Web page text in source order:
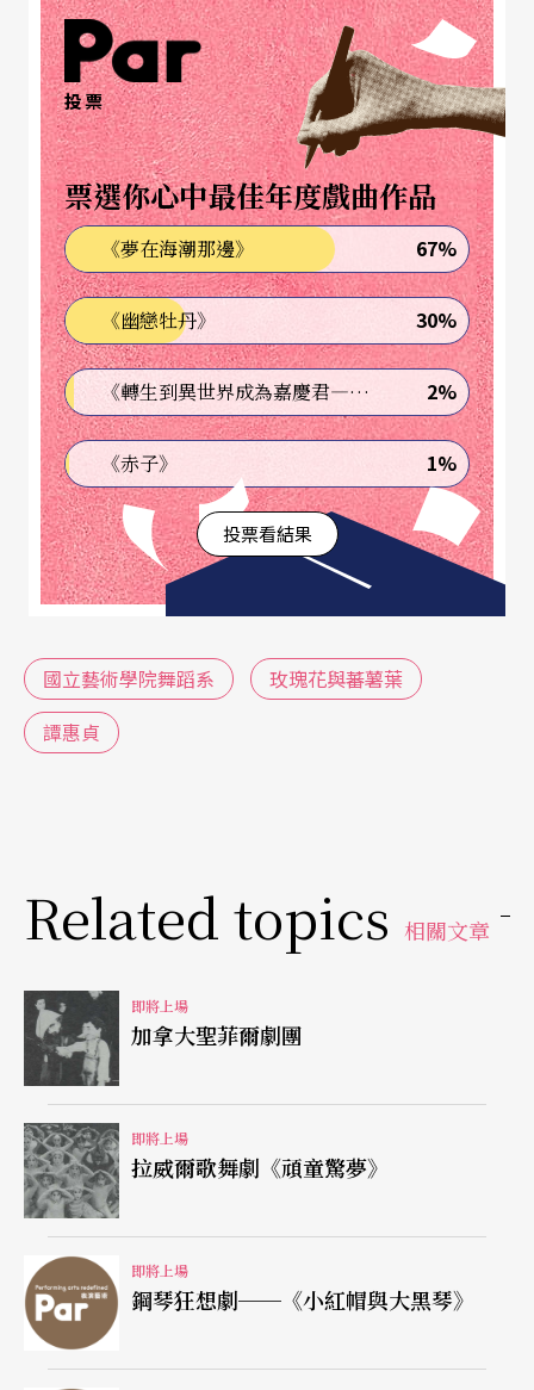
投票
票選你心中最佳年度戲曲作品
《夢在海潮那邊》 67%
《幽戀牡丹》 30%
《轉生到異世界成為嘉慶君—發現我的祖先是詐騙集團!?》 2%
《赤子》 1%
投票看結果
國立藝術學院舞蹈系
玫瑰花與蕃薯葉
譚惠貞
Related topics 相關文章
即將上場
加拿大聖菲爾劇團
即將上場
拉威爾歌舞劇《頑童驚夢》
即將上場
鋼琴狂想劇──《小紅帽與大黑琴》